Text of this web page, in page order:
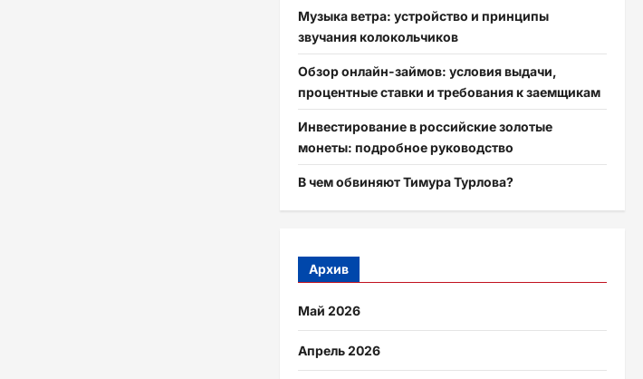
Музыка ветра: устройство и принципы
звучания колокольчиков
Обзор онлайн-займов: условия выдачи,
процентные ставки и требования к заемщикам
Инвестирование в российские золотые
монеты: подробное руководство
В чем обвиняют Тимура Турлова?
Архив
Май 2026
Апрель 2026